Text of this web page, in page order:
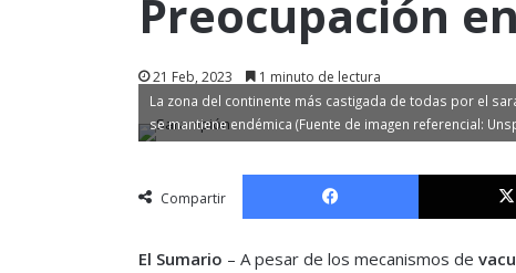
Preocupación
21 Feb, 2023 1 minuto de lectura
La zona del continente más castigada de todas por el
se mantiene endémica (Fuente de imagen referencial:
Compartir
Facebook
El Sumario – A pesar de los mecanismos de